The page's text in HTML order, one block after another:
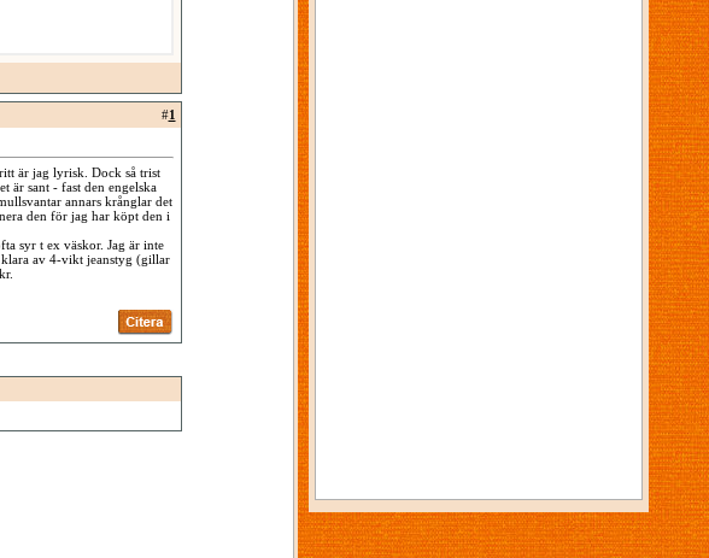
#1
är jag lyrisk. Dock så trist
är sant - fast den engelska
annars krånglar det
den för jag har köpt den i
syr t ex väskor. Jag är inte
av 4-vikt jeanstyg (gillar